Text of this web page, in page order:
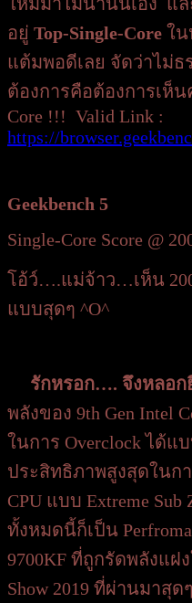
อยู่ Top-Single-Core ใน
แต้มพอดีเลย จัดว่าไม่ธ
ต้องการคือต้องการเห็
Core !!! Valid Link :
https://
Geekbench 5
Single-Core Score @
โอ้ว์….แม่จ้าว…เห็น
แบบสุดๆ ^O^
รักหรอก…. จึงหลอ
พลังของ 9th Gen Intel
ในการ Overclock ได้
ประสิทธิภาพสูงสุดในก
CPU แบบ Extreme
ทั้งหมดนี้ก็เป็น
9700KF ที่ถูกรัดพลังแฝง
Show 2019 ที่ผ่านมาสุ